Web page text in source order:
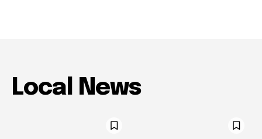
Local News